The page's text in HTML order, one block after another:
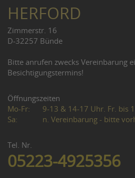
HERFORD
Zimmerstr. 16
D-32257 Bünde
Bitte anrufen zwecks Vereinbarung
Besichtigungstermins!
Öffnungszeiten
Mo-Fr:
9-13 & 14-17 Uhr. Fr. bis
Sa:
n. Vereinbarung - bitte
Tel. Nr.
05223-4925356